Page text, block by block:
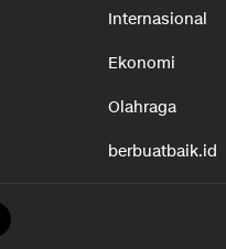
Internasional
Ekonomi
Olahraga
berbuatbaik.id